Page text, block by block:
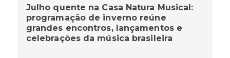
Julho quente na Casa Natura Musical:
programação de inverno reúne
grandes encontros, lançamentos e
celebrações da música brasileira